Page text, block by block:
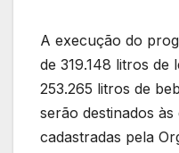
A execução do
de 319.148 litros de
253.265 litros de
serão destinados às
cadastradas pela